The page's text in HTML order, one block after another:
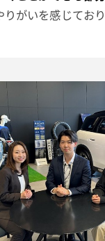
がいを感じており